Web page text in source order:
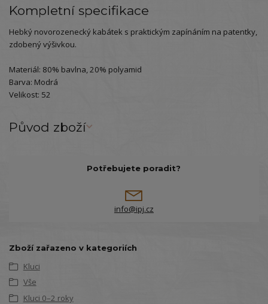
Kompletní specifikace
Hebký novorozenecký kabátek s praktickým zapínáním na patentky,
zdobený výšivkou.
Materiál: 80% bavlna, 20% polyamid
Barva: Modrá
Velikost: 52
Původ zboží
Potřebujete poradit?
info@ipj.cz
Zboží zařazeno v kategoriích
Kluci
Vše
Kluci 0–2 roky